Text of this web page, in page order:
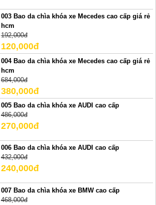
003 Bao da chìa khóa xe Mecedes cao cấp giá rẻ
hcm
192,000đ
120,000đ
004 Bao da chìa khóa xe Mecedes cao cấp giá rẻ
hcm
684,000đ
380,000đ
005 Bao da chìa khóa xe AUDI cao cấp
486,000đ
270,000đ
006 Bao da chìa khóa xe AUDI cao cấp
432,000đ
240,000đ
007 Bao da chìa khóa xe BMW cao cấp
468,000đ